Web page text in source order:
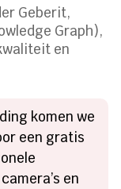
Geberit,
Graph),
en
komen we
een gratis
en